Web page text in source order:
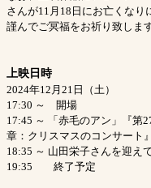
さんが11月18日にお亡くなり
謹んでご冥福をお祈り致します
上映日時
2024年12月21日（土）
17:30 ～ 開場
17:45 ～ 「赤毛のアン」『第
章：クリスマスのコンサート
18:35 ～ 山田栄子さんを迎
19:35 終了予定